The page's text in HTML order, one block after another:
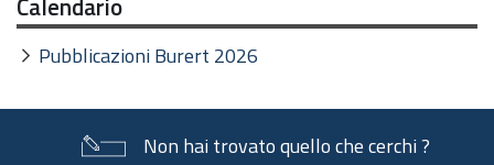
Pubblicazioni Burert 2026
Non hai trovato quello che cerchi ?